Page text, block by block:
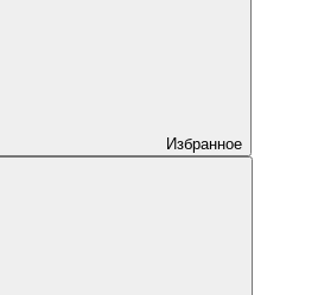
Избранное